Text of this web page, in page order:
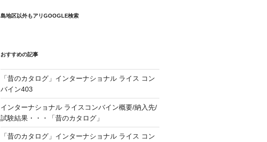
島地区以外もアリGOOGLE検索
おすすめの記事
「昔のカタログ」インターナショナル ライス コン
バイン403
インターナショナル ライスコンバイン概要/納入先/
試験結果・・・「昔のカタログ」
「昔のカタログ」インターナショナル ライス コン